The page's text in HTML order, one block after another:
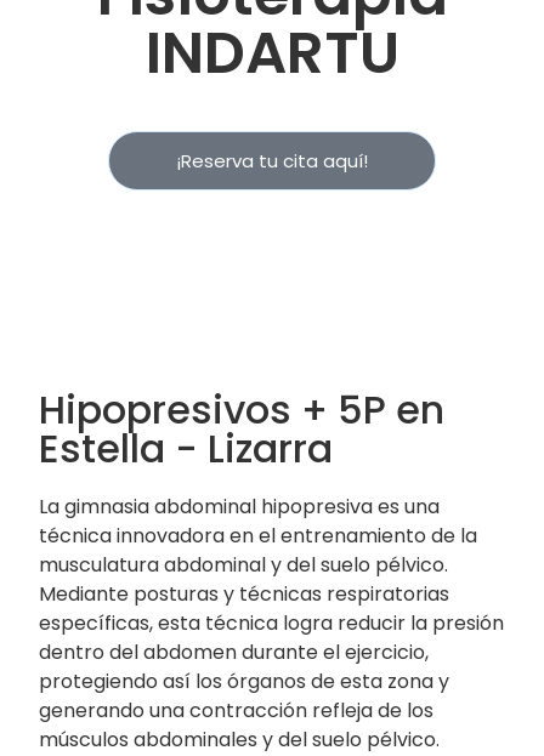
INDARTU
¡Reserva tu cita aquí!
Hipopresivos + 5P en
Estella - Lizarra
La gimnasia abdominal hipopresiva es una
técnica innovadora en el entrenamiento de la
musculatura abdominal y del suelo pélvico.
Mediante posturas y técnicas respiratorias
específicas, esta técnica logra reducir la presión
dentro del abdomen durante el ejercicio,
protegiendo así los órganos de esta zona y
generando una contracción refleja de los
músculos abdominales y del suelo pélvico.